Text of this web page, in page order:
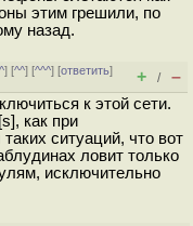
этим грешили, по
назад.
^] [^^] [^^^] [ответить]
+ / –
к этой сети.
как при
ситуаций, что вот
ловит только
исключительно